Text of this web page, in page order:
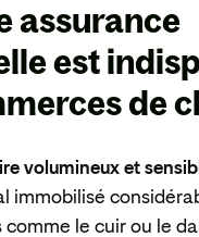
assurance
est
de
volumineux et
immobilisé
comme le cuir ou le